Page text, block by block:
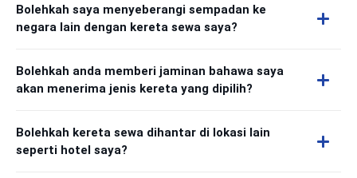
Bolehkah saya menyeberangi sempadan ke
negara lain dengan kereta sewa saya?
Bolehkah anda memberi jaminan bahawa saya
akan menerima jenis kereta yang dipilih?
Bolehkah kereta sewa dihantar di lokasi lain
seperti hotel saya?